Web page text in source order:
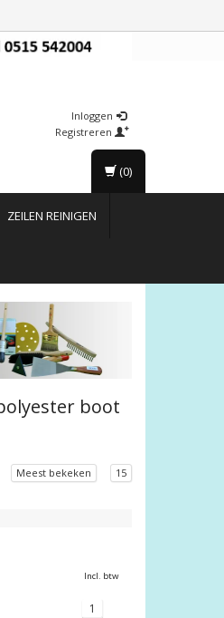
Inloggen
Registreren
ZEILEN REINIGEN
(0)
boot
Meest bekeken 15
Incl. btw
1